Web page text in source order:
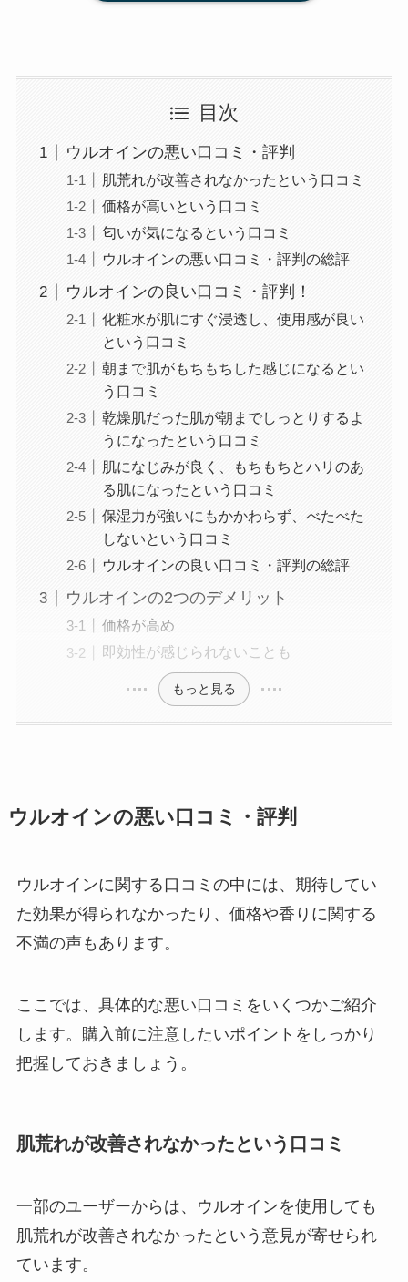
目次
ウルオインの悪い口コミ・評判
肌荒れが改善されなかったという口コミ
価格が高いという口コミ
匂いが気になるという口コミ
ウルオインの悪い口コミ・評判の総評
ウルオインの良い口コミ・評判！
化粧水が肌にすぐ浸透し、使用感が良い
という口コミ
朝まで肌がもちもちした感じになるとい
う口コミ
乾燥肌だった肌が朝までしっとりするよ
うになったという口コミ
肌になじみが良く、もちもちとハリのあ
る肌になったという口コミ
保湿力が強いにもかかわらず、べたべた
しないという口コミ
ウルオインの良い口コミ・評判の総評
ウルオインの2つのデメリット
価格が高め
即効性が感じられないことも
もっと見る
ウルオインの悪い口コミ・評判
ウルオインに関する口コミの中には、期待してい
た効果が得られなかったり、価格や香りに関する
不満の声もあります。
ここでは、具体的な悪い口コミをいくつかご紹介
します。購入前に注意したいポイントをしっかり
把握しておきましょう。
肌荒れが改善されなかったという口コミ
一部のユーザーからは、ウルオインを使用しても
肌荒れが改善されなかったという意見が寄せられ
ています。